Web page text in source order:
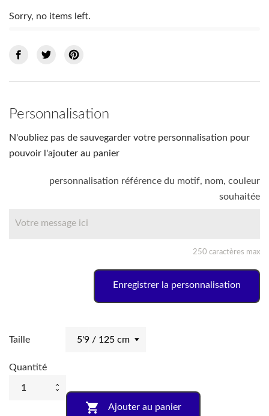
Sorry, no items left.
Personnalisation
N'oubliez pas de sauvegarder votre personnalisation pour
pouvoir l'ajouter au panier
personnalisation référence du motif, nom, couleur
souhaitée
250 caractères max
Enregistrer la personnalisation
Taille
Quantité
 Ajouter au panier